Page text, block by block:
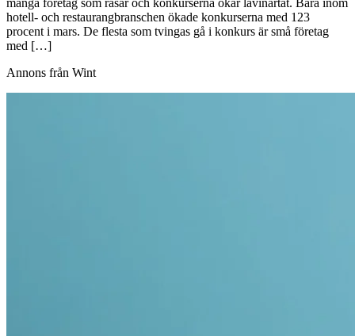
många företag som rasar och konkurserna ökar lavinartat. Bara inom
hotell- och restaurangbranschen ökade konkurserna med 123
procent i mars. De flesta som tvingas gå i konkurs är små företag
med […]
Annons från Wint